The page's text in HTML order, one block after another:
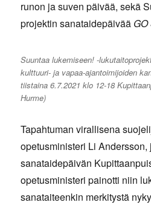
runon ja suven päivää, sekä
projektin sanataidepäivää
Suuntaa lukemiseen! -
kulttuuri- ja vapaa-ajantoimijoiden
tiistaina 6.7.2021 klo 12-18
Hurme)
Tapahtuman virallisena
opetusministeri Li Andersson,
sanataidepäivän
opetusministeri painotti niin
sanataiteenkin merkitystä